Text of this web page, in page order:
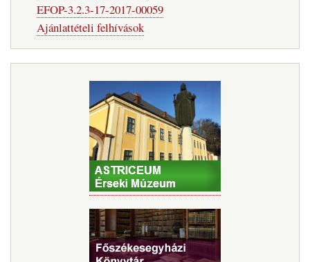
EFOP-3.2.3-17-2017-00059
Ajánlattételi felhívások